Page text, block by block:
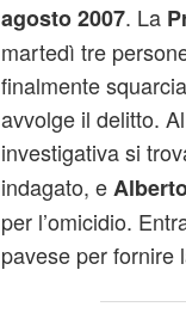
agosto 2007. La
martedì tre
finalmente
avvolge il delitto.
investigativa si
indagato, e
per l’omicidio.
pavese per fornire